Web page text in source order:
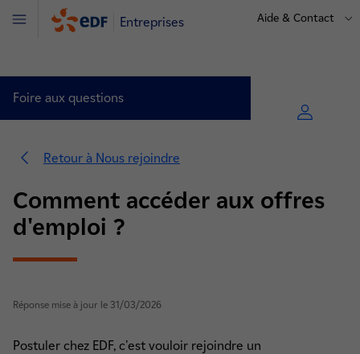
Entreprises Aide & Contact
Menu
Foire aux questions
Retour à Nous rejoindre
Comment accéder aux offres
d'emploi ?
Réponse mise à jour le 31/03/2026
Postuler chez EDF, c'est vouloir rejoindre un